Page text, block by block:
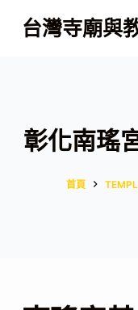
跳
至
台灣寺廟與
彰化南瑤
首頁